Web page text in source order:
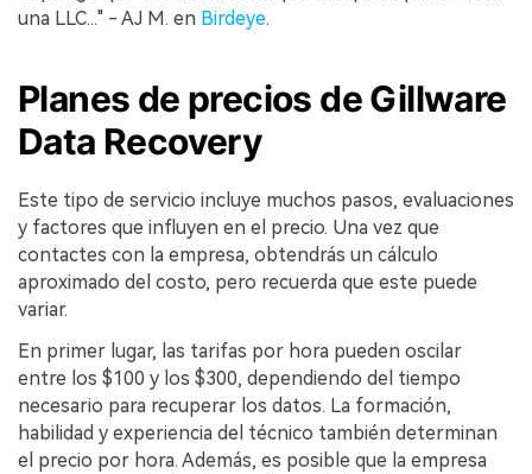
una LLC..." - AJ M. en Birdeye.
Planes de precios de Gillware
Data Recovery
Este tipo de servicio incluye muchos pasos, evaluaciones
y factores que influyen en el precio. Una vez que
contactes con la empresa, obtendrás un cálculo
aproximado del costo, pero recuerda que este puede
variar.
En primer lugar, las tarifas por hora pueden oscilar
entre los $100 y los $300, dependiendo del tiempo
necesario para recuperar los datos. La formación,
habilidad y experiencia del técnico también determinan
el precio por hora. Además, es posible que la empresa